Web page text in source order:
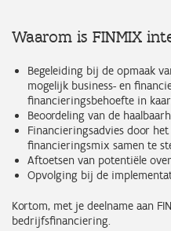
Waarom is FINMIX
Begeleiding bij de opmaak
mogelijk business- en
financieringsbehoefte in
Beoordeling van de
Financieringsadvies door
financieringsmix samen te
Aftoetsen van potentiële
Opvolging bij de
Kortom, met je deelname aan
bedrijfsfinanciering.